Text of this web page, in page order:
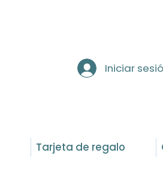
Tarjeta de regalo
Iniciar